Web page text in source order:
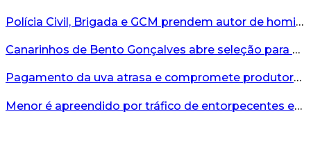
Polícia Civil, Brigada e GCM prendem autor de homicídio em Bento Gonçalves...
Canarinhos de Bento Gonçalves abre seleção para novos integrantes...
Pagamento da uva atrasa e compromete produtores...
Menor é apreendido por tráfico de entorpecentes em Veranópolis...